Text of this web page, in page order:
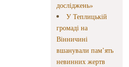
досліджень»
У Теплицькій
громаді на
Вінничині
вшанували пам’ять
невинних жертв